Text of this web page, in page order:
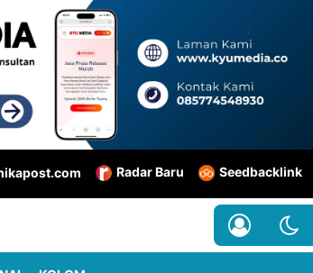
Radar Baru Seedbacklink